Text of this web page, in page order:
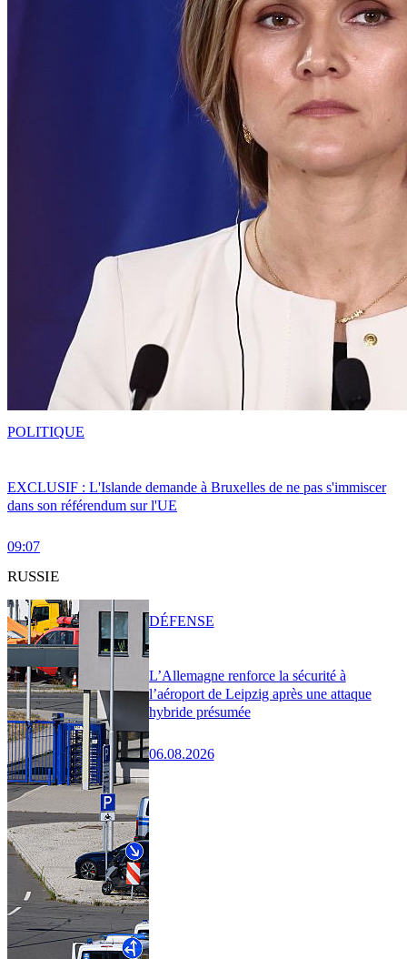
EXCLUSIF : L'Islande demande à Bruxelles de ne pas s'immiscer
dans son référendum sur l'UE
09:07
POLITIQUE
RUSSIE
L’Allemagne renforce la sécurité à
l’aéroport de Leipzig après une attaque
hybride présumée
06.08.2026
DÉFENSE